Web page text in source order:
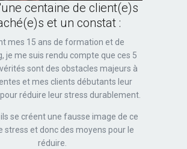
centaine de client(e)s
et un constat :
mes 15 ans de formation et de
je me suis rendu compte que ces 5
sont des obstacles majeurs à
et mes clients débutants leur
réduire leur stress durablement.
ils se créent une fausse image de ce
stress et donc des moyens pour le
réduire.